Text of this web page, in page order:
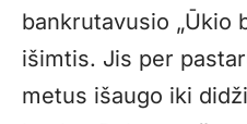
bankrutavusio „Ūkio
išimtis. Jis per
metus išaugo iki